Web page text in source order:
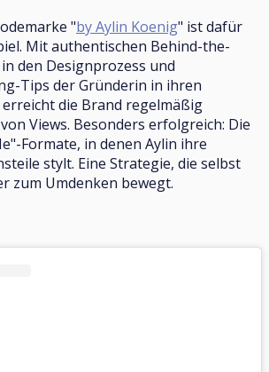
"by Aylin Koenig" ist dafür
Mit authentischen Behind-the-
den Designprozess und
Tips der Gründerin in ihren
die Brand regelmäßig
Views. Besonders erfolgreich: Die
Formate, in denen Aylin ihre
stylt. Eine Strategie, die selbst
zum Umdenken bewegt.